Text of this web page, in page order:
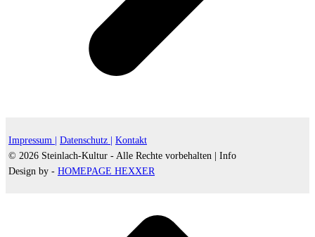
Impressum | Datenschutz |
Kontakt
© 2026 Steinlach-Kultur - Alle Rechte vorbehalten |
Info
Design by - HOMEPAGE HEXXER